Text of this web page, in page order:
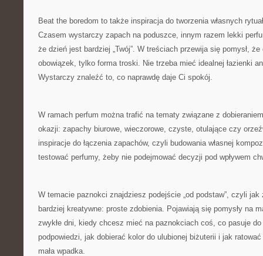
Beat the boredom to także inspiracja do tworzenia własnych
Czasem wystarczy zapach na poduszce, innym razem lekki
że dzień jest bardziej „Twój”. W treściach przewija się pomysł,
obowiązek, tylko forma troski. Nie trzeba mieć idealnej łazienki
Wystarczy znaleźć to, co naprawdę daje Ci spokój.
W ramach perfum można trafić na tematy związane z
okazji: zapachy biurowe, wieczorowe, czyste, otulające czy
inspiracje do łączenia zapachów, czyli budowania własnej
testować perfumy, żeby nie podejmować decyzji pod wpływem
W temacie paznokci znajdziesz podejście „od podstaw”, czyli jak
bardziej kreatywne: proste zdobienia. Pojawiają się pomysły na
zwykłe dni, kiedy chcesz mieć na paznokciach coś, co pasuje
podpowiedzi, jak dobierać kolor do ulubionej biżuterii i jak
mała wpadka.